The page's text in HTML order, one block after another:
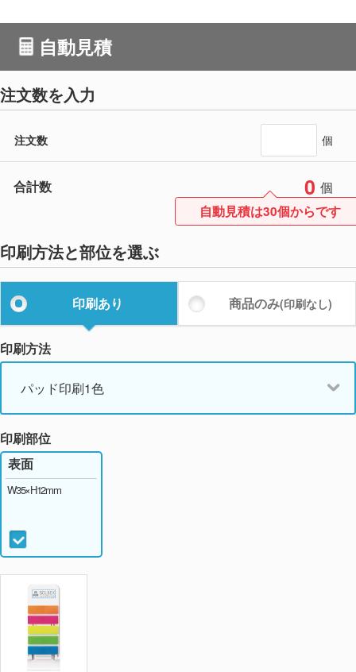
自動見積
注文数を入力
注文数 個
合計数 0 個
自動見積は30個からです
印刷方法と部位を選ぶ
印刷あり 商品のみ(印刷なし)
印刷方法
パッド印刷1色
印刷部位
表面
W35×H12mm